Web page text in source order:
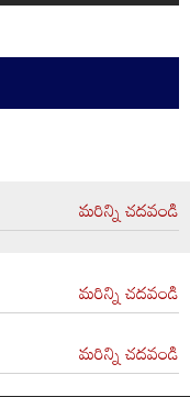
మరిన్ని చదవండి
మరిన్ని చదవండి
మరిన్ని చదవండి